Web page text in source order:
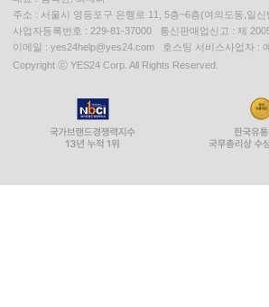
주소 : 서울시 영등포구 은행로 11, 5층~6층(여의도동,일신
사업자등록번호 : 229-81-37000 통신판매업신고 : 제
이메일 : yes24help@yes24.com 호스팅 서비스사업자 :
Copyright ⓒ YES24 Corp. All Rights Reserved.